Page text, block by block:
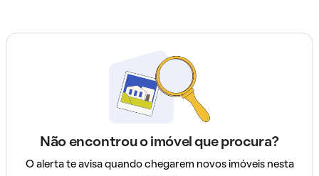
Não encontrou o imóvel que procura?
O alerta te avisa quando chegarem novos imóveis nesta